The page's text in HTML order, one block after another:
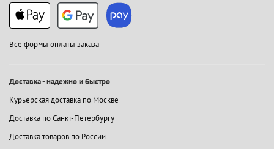
Все формы оплаты заказа
Доставка - надежно и быстро
Курьерская доставка по Москве
Доставка по Санкт-Петербургу
Доставка товаров по России